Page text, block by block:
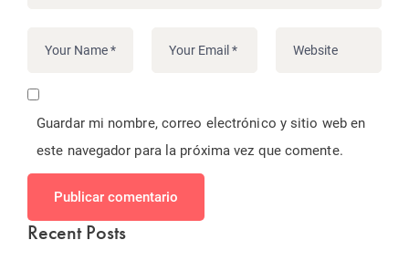
Guardar mi nombre, correo electrónico y sitio web en
este navegador para la próxima vez que comente.
Publicar comentario
Recent Posts